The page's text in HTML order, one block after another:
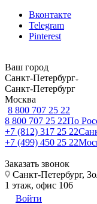
Вконтакте
Telegram
Pinterest
Ваш город
Санкт-Петербург
Санкт-Петербург
Москва
8 800 707 25 22
8 800 707 25 22По
+7 (812) 317 25 22
+7 (499) 450 25 22
Заказать звонок
Санкт-Петербург,
1 этаж, офис 106
Войти